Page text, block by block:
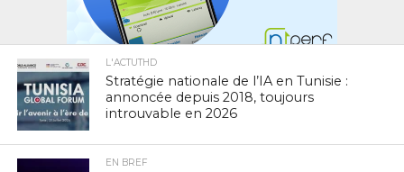
L'ACTUTHD
Stratégie nationale de l’IA en Tunisie :
annoncée depuis 2018, toujours
introuvable en 2026
EN BREF